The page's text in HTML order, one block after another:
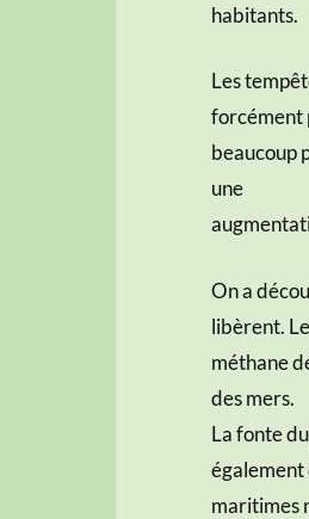
habitants.
Les
forcément
beaucoup
une
On a
libèrent. Le
méthane
des mers.
La fonte
également
maritimes